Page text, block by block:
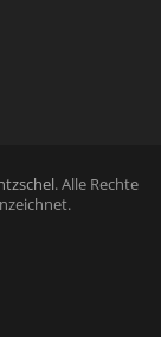
. Alle Rechte